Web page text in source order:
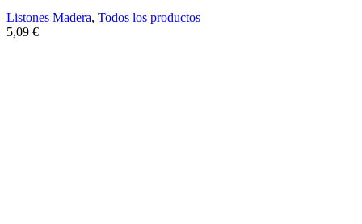
Listones Madera, Todos los productos
5,09 €